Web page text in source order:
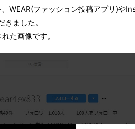
WEAR(ファッション投稿アプリ)や
きました。
た画像です。